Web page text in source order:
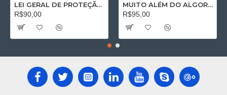
LEI GERAL DE PROTEÇÃO DE DADOS PESSOAIS: Impactos na seara trabalhista
R$90,00
MUITO ALÉM DO ALGORÍTMO: O Direito do Trabalho no Séc. XXI
R$95,00